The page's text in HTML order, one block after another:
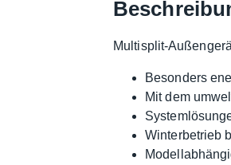
Multisplit-
Besonders
Mit dem
Winterbetrieb